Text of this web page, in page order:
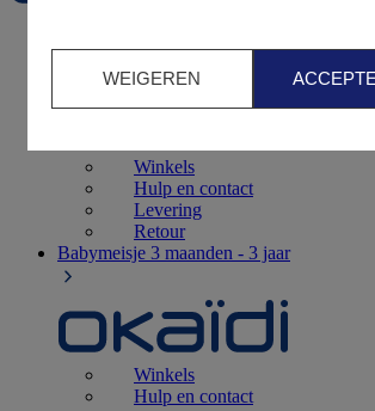
Geboorte0 - 12 maanden
Winkels
Hulp en contact
Levering
Retour
Babymeisje 3 maanden - 3 jaar
Winkels
Hulp en contact
WEIGEREN